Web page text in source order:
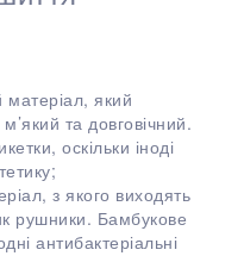
який
та довговічний.
оскільки іноді
з якого виходять
рушники. Бамбукове
антибактеріальні